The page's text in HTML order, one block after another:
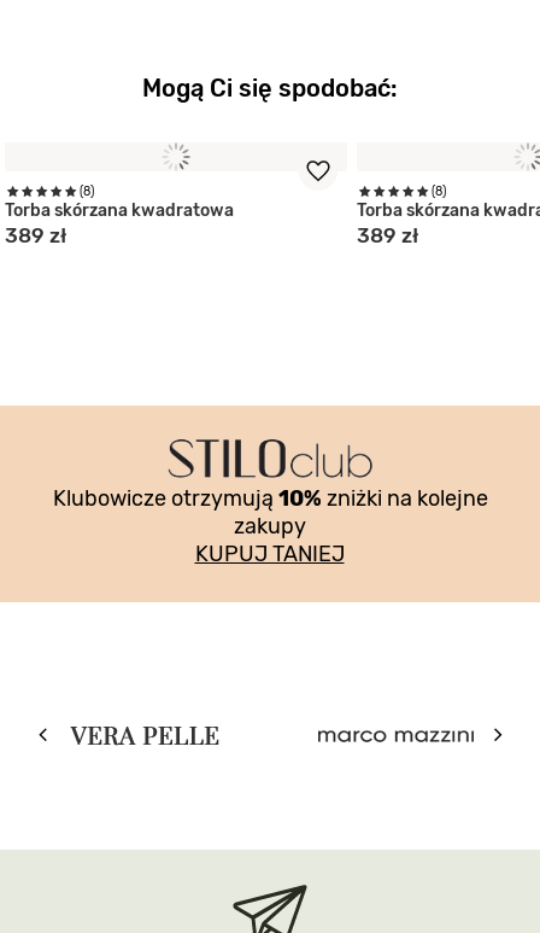
Mogą Ci się spodobać:
(8)
Torba skórzana kwadratowa
389 zł
(8)
Torba skórzana
389 zł
Klubowicze otrzymują 10% zniżki na kolejne
zakupy
KUPUJ TANIEJ